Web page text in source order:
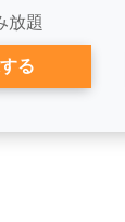
放題
る